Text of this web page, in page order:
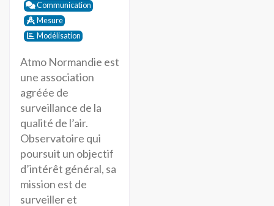
Communication
Mesure
Modélisation
Atmo Normandie est
une association
agréée de
surveillance de la
qualité de l’air.
Observatoire qui
poursuit un objectif
d’intérêt général, sa
mission est de
surveiller et